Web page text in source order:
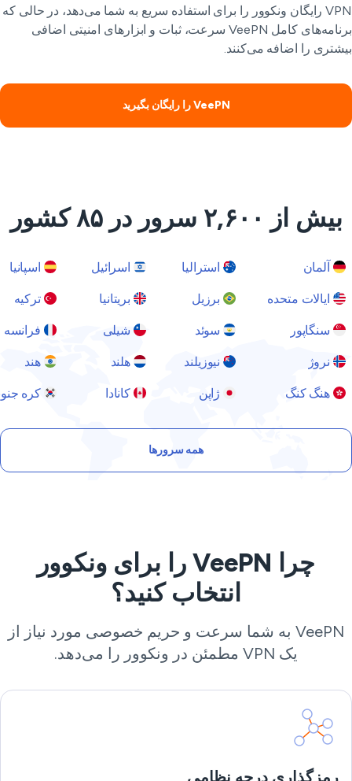
VPN رایگان ونکوور را برای استفاده سریع به شما می‌دهد، در حالی که
برنامه‌های کامل VeePN سرعت، ثبات و ابزارهای امنیتی اضافی
را اضافه می‌کنند.
VeePN را رایگان بگیرید
بیش از ۲,۶۰۰ سرور در ۸۵ کشور
آلمان استرالیا اسرائیل اسپانیا
ایالات متحده برزیل بریتانیا ترکیه
سنگاپور سوئد شیلی فرانسه
نروژ نیوزیلند هلند هند
هنگ کنگ ژاپن کانادا کره
همه سرورها
چرا VeePN را برای ونکوور
انتخاب کنید؟
VeePN به شما سرعت و حریم خصوصی مورد نیاز از
یک VPN مطمئن در ونکوور را می‌دهد.
رمزگذاری درجه نظامی